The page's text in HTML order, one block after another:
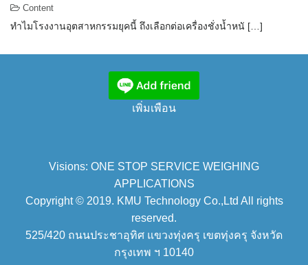
Content
ทำไมโรงงานอุตสาหกรรมยุคนี้ ถึงเลือกต่อเครื่องชั่งน้ำหนั […]
เพิ่มเพือน
Visions: ONE STOP SERVICE WEIGHING
APPLICATIONS
Copyright © 2019. KMU Technology Co.,Ltd All rights
reserved.
525/420 ถนนประชาอุทิศ แขวงทุ่งครุ เขตทุ่งครุ จังหวัด
กรุงเทพ ฯ 10140